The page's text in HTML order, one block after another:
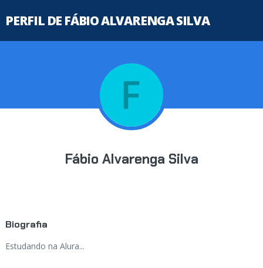
PERFIL DE FÁBIO ALVARENGA SILVA
Fábio Alvarenga Silva
Biografia
Estudando na Alura...